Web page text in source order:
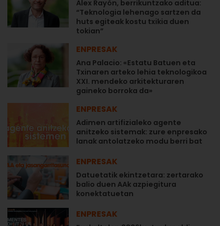
Alex Rayón, berrikuntzako aditua:
“Teknologia lehenago sartzen da
huts egiteak kostu txikia duen
tokian”
ENPRESAK
Ana Palacio: «Estatu Batuen eta
Txinaren arteko lehia teknologikoa
XXI. mendeko arkitekturaren
gaineko borroka da»
ENPRESAK
Adimen artifizialeko agente
anitzeko sistemak: zure enpresako
lanak antolatzeko modu berri bat
ENPRESAK
Datuetatik ekintzetara: zertarako
balio duen AAk azpiegitura
konektatuetan
ENPRESAK